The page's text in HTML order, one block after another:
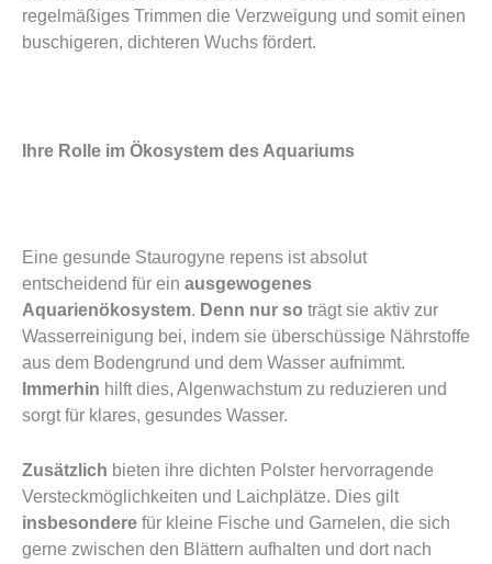
regelmäßiges Trimmen die Verzweigung und somit einen
buschigeren, dichteren Wuchs fördert.
Ihre Rolle im Ökosystem des Aquariums
Eine gesunde Staurogyne repens ist absolut
entscheidend für ein ausgewogenes
Aquarienökosystem. Denn nur so trägt sie aktiv zur
Wasserreinigung bei, indem sie überschüssige Nährstoffe
aus dem Bodengrund und dem Wasser aufnimmt.
Immerhin hilft dies, Algenwachstum zu reduzieren und
sorgt für klares, gesundes Wasser.
Zusätzlich bieten ihre dichten Polster hervorragende
Versteckmöglichkeiten und Laichplätze. Dies gilt
insbesondere für kleine Fische und Garnelen, die sich
gerne zwischen den Blättern aufhalten und dort nach